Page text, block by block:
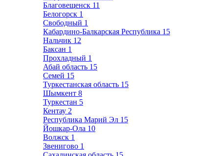
Благовещенск 11
Белогорск 1
Свободный 1
Кабардино-Балкарская Республика 15
Нальчик 12
Баксан 1
Прохладный 1
Абай область 15
Семей 15
Туркестанская область 15
Шымкент 8
Туркестан 5
Кентау 2
Республика Марий Эл 15
Йошкар-Ола 10
Волжск 1
Звенигово 1